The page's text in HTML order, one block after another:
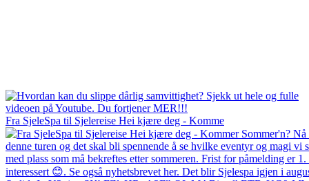
Fra SjeleSpa til Sjelereise Hei kjære deg - Komme